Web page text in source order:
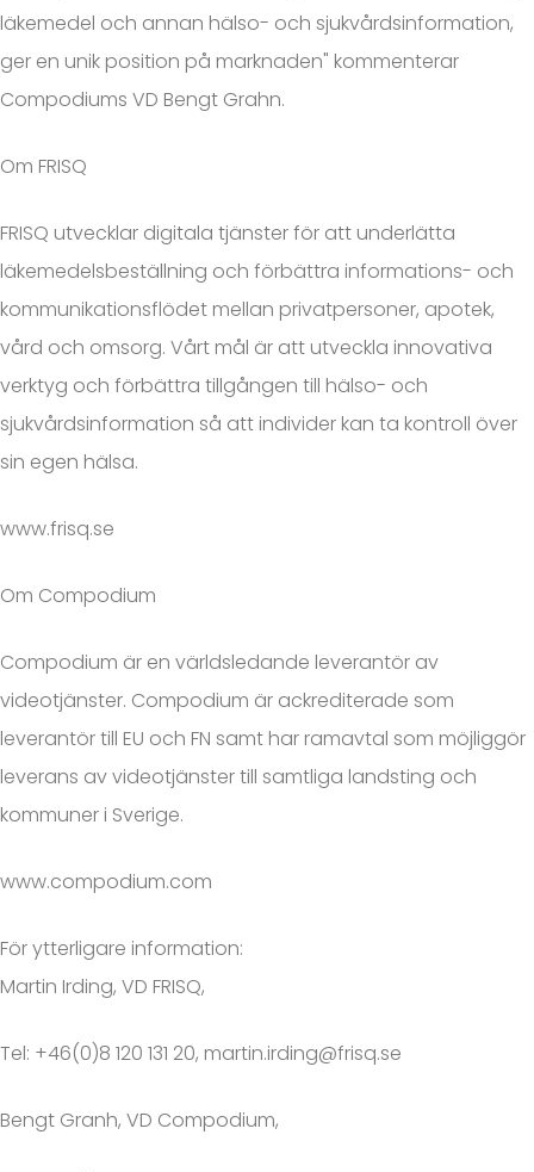
läkemedel och annan hälso- och sjukvårdsinformation,
ger en unik position på marknaden" kommenterar
Compodiums VD Bengt Grahn.
Om FRISQ
FRISQ utvecklar digitala tjänster för att underlätta
läkemedelsbeställning och förbättra informations- och
kommunikationsflödet mellan privatpersoner, apotek,
vård och omsorg. Vårt mål är att utveckla innovativa
verktyg och förbättra tillgången till hälso- och
sjukvårdsinformation så att individer kan ta kontroll över
sin egen hälsa.
www.frisq.se
Om Compodium
Compodium är en världsledande leverantör av
videotjänster. Compodium är ackrediterade som
leverantör till EU och FN samt har ramavtal som möjliggör
leverans av videotjänster till samtliga landsting och
kommuner i Sverige.
www.compodium.com
För ytterligare information:
Martin Irding, VD FRISQ,
Tel: +46(0)8 120 131 20, martin.irding@frisq.se
Bengt Granh, VD Compodium,